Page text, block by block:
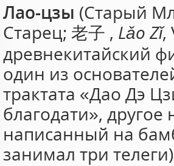
Лао-цзы (Старый
Старец; 老子 , Lǎo Zǐ,
древнекитайский
один из
трактата «Дао Дэ
благодати»,
написанный на
занимал три